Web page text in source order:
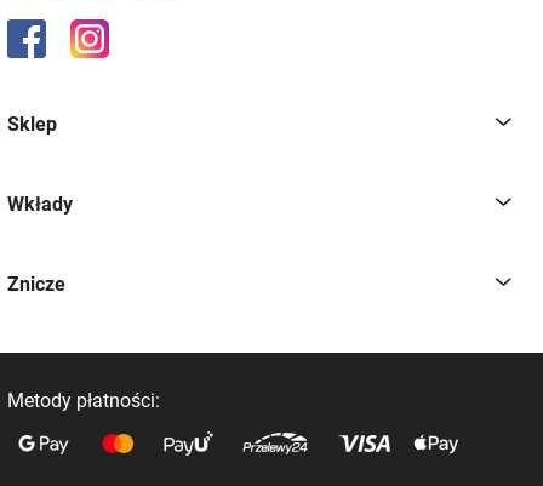
Sklep
Wkłady
Znicze
Metody płatności: